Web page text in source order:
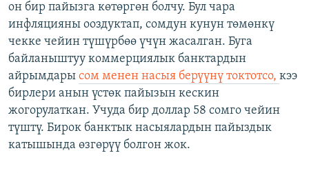
он бир пайызга көтөргөн болчу. Бул чара
инфляцияны ооздуктап, сомдун кунун төмөнкү
чекке чейин түшүрбөө үчүн жасалган. Буга
байланыштуу коммерциялык банктардын
айрымдары сом менен насыя берүүнү токтотсо, кээ
бирлери анын үстөк пайызын кескин
жогорулаткан. Учуда бир доллар 58 сомго чейин
түштү. Бирок банктык насыялардын пайыздык
катышында өзгөрүү болгон жок.